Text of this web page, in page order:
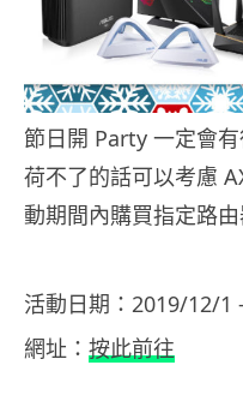
節日開 Party 一定會
荷不了的話可以考慮
動期間內購買指定路
活動日期：2019/12/1
網址： 按此前往